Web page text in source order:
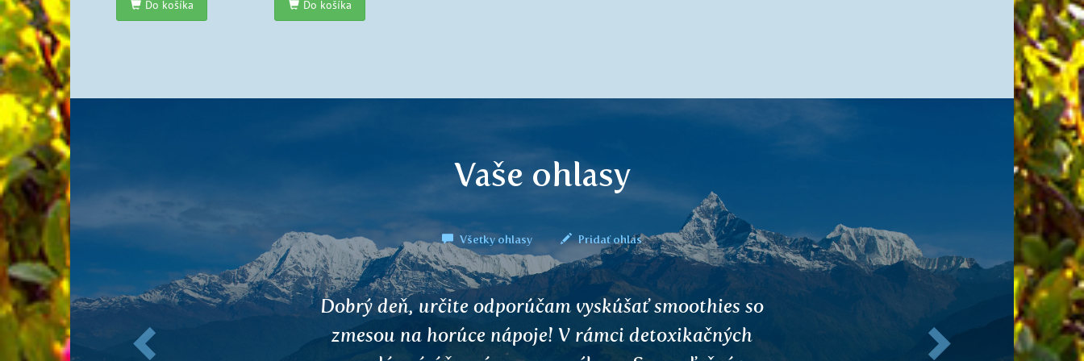
Do košíka Do košíka
Vaše ohlasy
Všetky ohlasy Pridať ohlas
Bylinkami som odjakživa riešila všetko, ale na
niektoré problémy je potrebné trošku niečo iné. Tak
Predchádzajúce Ďalej